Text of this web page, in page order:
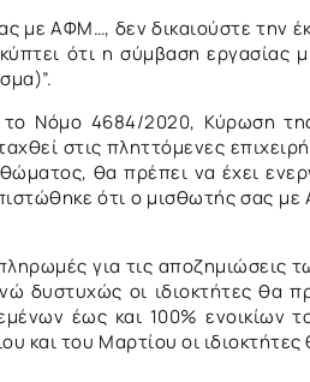
με ΑΦΜ…, δεν δικαιούστε την
ότι η σύμβαση εργασίας
Νόμο 4684/2020, Κύρωση
στις πληττόμενες
θα πρέπει να έχει
ότι ο μισθωτής σας με
για τις αποζημιώσεις
δυστυχώς οι ιδιοκτήτες θα
έως και 100% ενοικίων
και του Μαρτίου οι